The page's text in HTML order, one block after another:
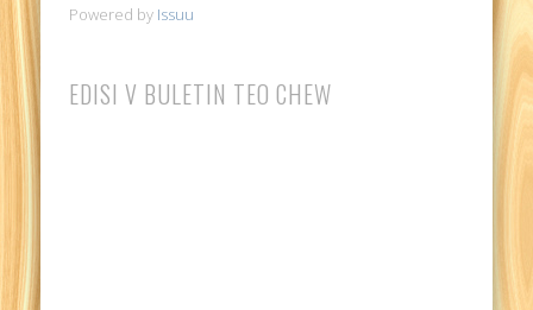
Powered by Issuu
EDISI V BULETIN TEO CHEW